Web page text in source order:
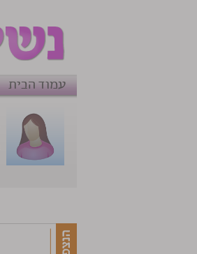
עמוד הבית